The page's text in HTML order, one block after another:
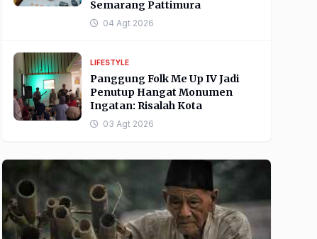
Semarang Pattimura
04 Agt 2026
LIFESTYLE
Panggung Folk Me Up IV Jadi
Penutup Hangat Monumen
Ingatan: Risalah Kota
03 Agt 2026